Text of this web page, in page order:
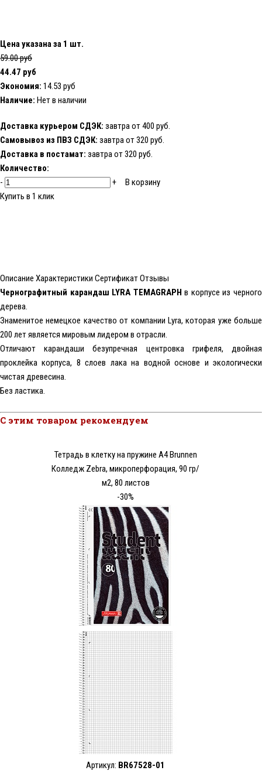
Цена указана за 1 шт.
59.00 руб
44.47 руб
Экономия: 14.53 руб
Наличие: Нет в наличии
Доставка курьером СДЭК: завтра от 400 руб.
Самовывоз из ПВЗ СДЭК: завтра от 320 руб.
Доставка в постамат: завтра от 320 руб.
Количество:
-
+
В корзину
Купить в 1 клик
Описание Характеристики СертификатОтзывы
Чернографитный карандаш LYRA TEMAGRAPH в корпусе из черного
дерева.
Знаменитое немецкое качество от компании Lyra, которая уже больше
200 лет является мировым лидером в отрасли.
Отличают карандаши безупречная центровка грифеля, двойная
проклейка корпуса, 8 слоев лака на водной основе и экологически
чистая древесина.
Без ластика.
С этим товаром рекомендуем
Тетрадь в клетку на пружине А4 Brunnen
Колледж Zebra, микроперфорация, 90 гр/
м2, 80 листов
-30%
Артикул: BR67528-01